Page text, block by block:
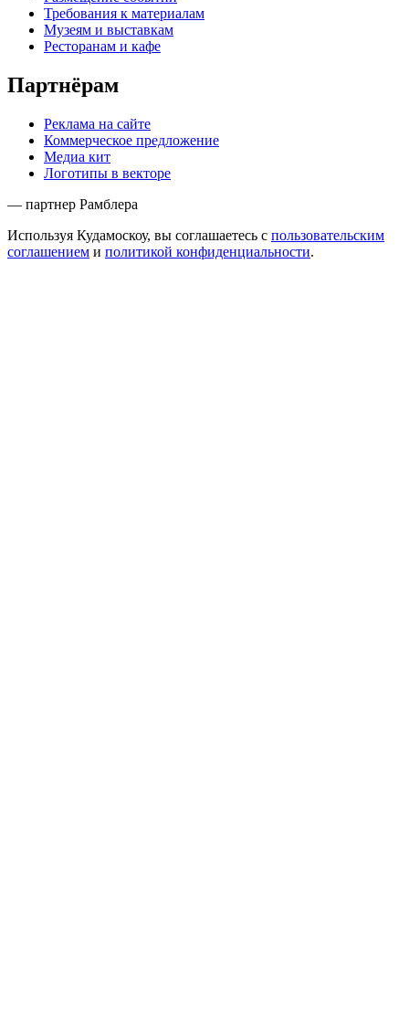
Требования к материалам
Музеям и выставкам
Ресторанам и кафе
Партнёрам
Реклама на сайте
Коммерческое предложение
Медиа кит
Логотипы в векторе
— партнер Рамблера
Используя Кудамоскоу, вы соглашаетесь с пользовательским
соглашением и политикой конфиденциальности.